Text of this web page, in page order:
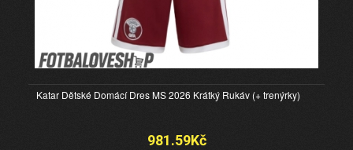
Katar Dětské Domácí Dres MS 2026 Krátký Rukáv (+ trenýrky)
981.59Kč